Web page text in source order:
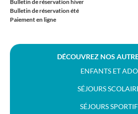
Bulletin de réservation hiver
Bulletin de réservation été
Paiement en ligne
DÉCOUVREZ NOS
ENFANTS ET
SÉJOURS
SÉJOURS